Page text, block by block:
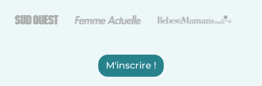
M'inscrire !